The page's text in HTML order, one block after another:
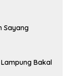
Sayang
Bakal